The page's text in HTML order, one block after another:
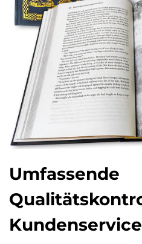
Umfassende